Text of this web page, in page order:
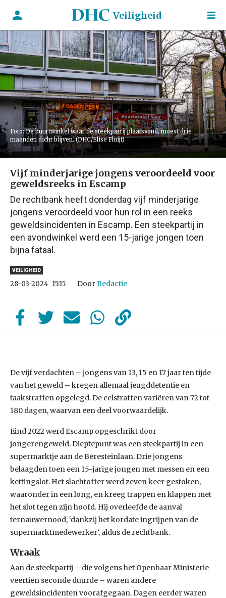
Veiligheid
Foto: De buurtwinkel waar de steekpartij plaatsvond, moest drie
maanden dicht blijven. (DHC/Elise Fluijt)
Vijf minderjarige jongens veroordeeld voor
geweldsreeks in Escamp
De rechtbank heeft donderdag vijf minderjarige
jongens veroordeeld voor hun rol in een reeks
geweldsincidenten in Escamp. Een steekpartij in
een avondwinkel werd een 15-jarige jongen toen
bijna fataal.
VEILIGHEID
28-03-2024 15:15 DoorRedactie
De vijf verdachten – jongens van 13, 15 en 17 jaar ten tijde
van het geweld – kregen allemaal jeugddetentie en
taakstraffen opgelegd. De celstraffen variëren van 72 tot
180 dagen, waarvan een deel voorwaardelijk.
Eind 2022 werd Escamp opgeschrikt door
jongerengeweld. Dieptepunt was een steekpartij in een
supermarktje aan de Beresteinlaan. Drie jongens
belaagden toen een 15-jarige jongen met messen en een
kettingslot. Het slachtoffer werd zeven keer gestoken,
waaronder in een long, en kreeg trappen en klappen met
het slot tegen zijn hoofd. Hij overleefde de aanval
ternauwernood, ‘dankzij het kordate ingrijpen van de
supermarktmedewerker’, aldus de rechtbank.
Wraak
Aan de steekpartij – die volgens het Openbaar Ministerie
veertien seconde duurde – waren andere
geweldsincidenten voorafgegaan. Dagen eerder waren